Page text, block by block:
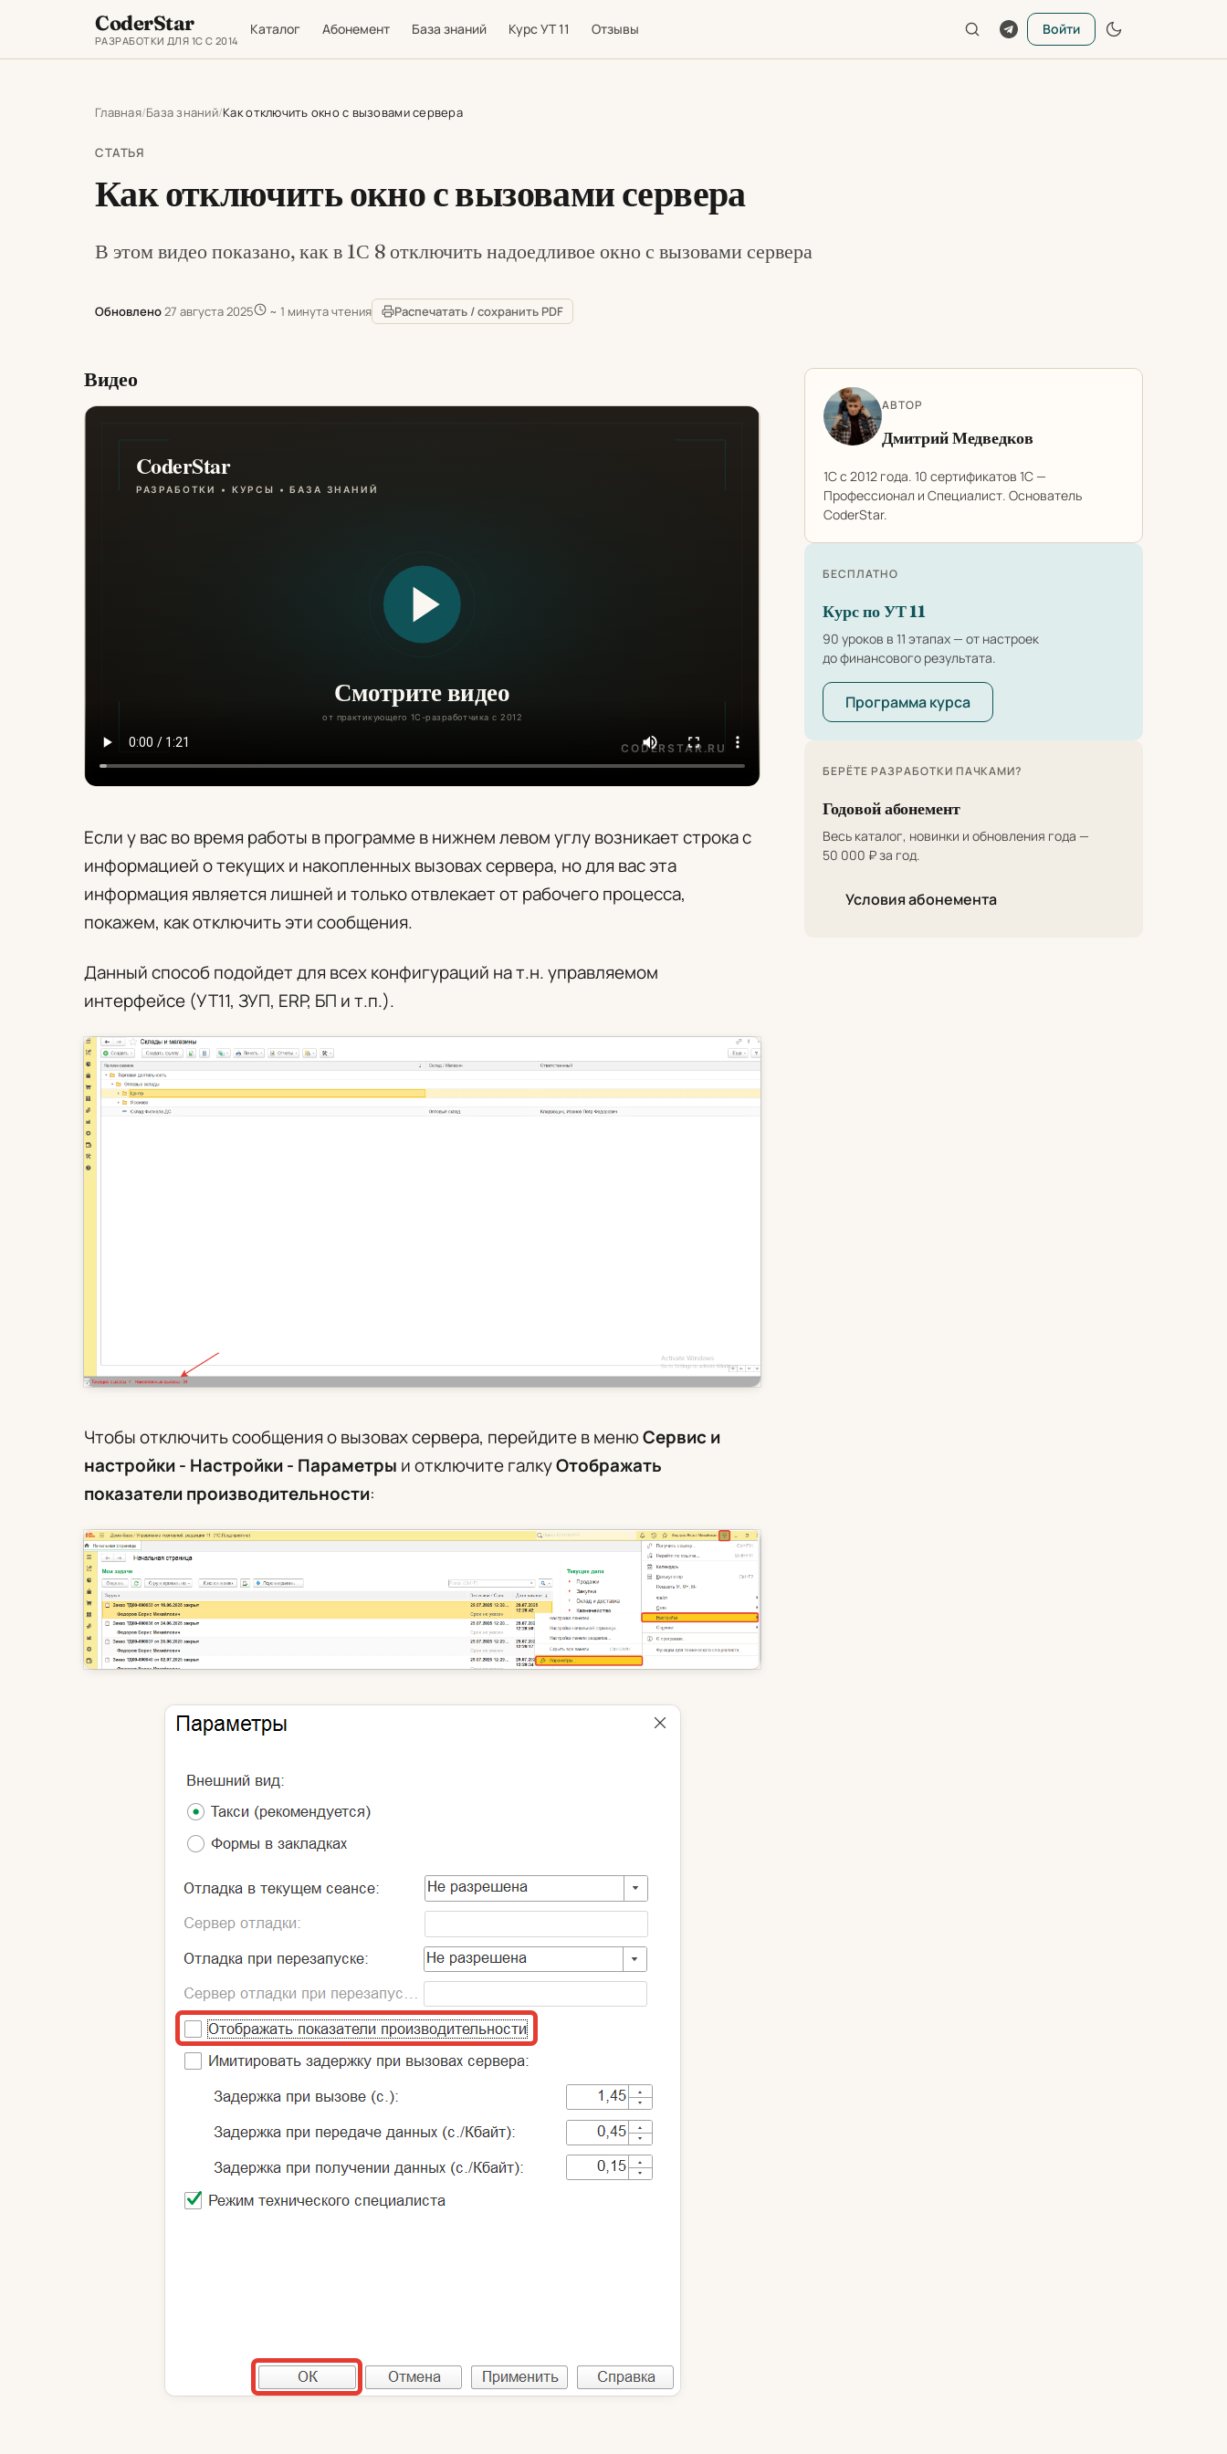
CoderStar
РАЗРАБОТКИ ДЛЯ 1С С 2014
Каталог Абонемент База знаний Курс УТ 11 Отзывы Войти
Главная База знаний Как отключить окно с вызовами сервера
СТАТЬЯ
Как отключить окно с вызовами сервера
В этом видео показано, как в 1С 8 отключить надоедливое окно с вызовами сервера
Обновлено27 августа 2025 ~ 1 минута чтения Распечатать / сохранить PDF
Видео
Если у вас во время работы в программе в нижнем левом углу возникает строка с
информацией о текущих и накопленных вызовах сервера, но для вас эта
информация является лишней и только отвлекает от рабочего процесса,
покажем, как отключить эти сообщения.
Данный способ подойдет для всех конфигураций на т.н. управляемом
интерфейсе (УТ11, ЗУП, ERP, БП и т.п.).
Чтобы отключить сообщения о вызовах сервера, перейдите в менюСервис и
настройки - Настройки - Параметры и отключите галкуОтображать
показатели производительности:
АВТОР
Дмитрий Медведков
1С с 2012 года. 10 сертификатов 1С —
Профессионал и Специалист. Основатель
CoderStar.
БЕСПЛАТНО
Курс по УТ 11
90 уроков в 11 этапах — от настроек
до финансового результата.
Программа курса
БЕРЁТЕ РАЗРАБОТКИ ПАЧКАМИ?
Годовой абонемент
Весь каталог, новинки и обновления года —
50 000 ₽ за год.
Условия абонемента